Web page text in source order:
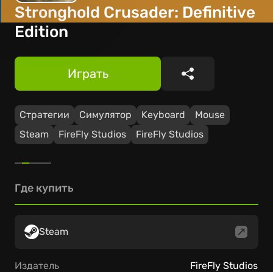
Stronghold Crusader: Definitive
Edition
Стратегии Симулятор Keyboard
Mouse
Steam
FireFly Studios FireFly Studios
Играть Поделиться
Где купить
Steam
Издатель FireFly Studios